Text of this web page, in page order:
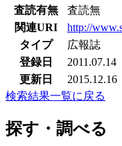
査読有無
査読無
関連URI
http://
タイプ
広報誌
登録日
2011.07.14
更新日
2015.12.16
検索結果一覧に戻る
探す・調べる